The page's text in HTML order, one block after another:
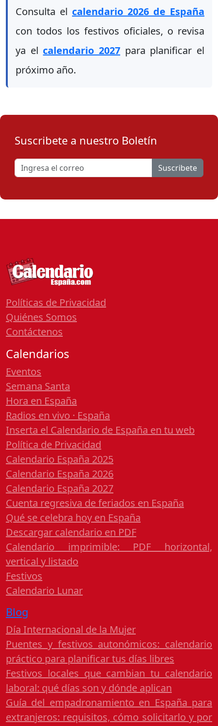
Consulta el calendario 2026 de España
con todos los festivos oficiales, o revisa
ya el calendario 2027 para planificar el
próximo año.
Suscribete a nuestro Boletín
Suscribete
Políticas de Privacidad
Quiénes Somos
Contáctenos
Calendarios
Eventos
Semana Santa
Hora en España
Radios en vivo · España
Inserta el Calendario de España en tu web
Política de Privacidad
Calendario España 2025
Calendario España 2026
Calendario España 2027
Cuenta regresiva de feriados en España
Qué se celebra hoy en España
Descargar calendario en PDF
Calendario imprimible: PDF horizontal,
vertical y listado
Festivos
Calendario Lunar
Blog
Día Internacional de la Mujer
Puentes y festivos autonómicos: calendario
práctico para planificar tus días libres
Festivos locales que cambian tu calendario
laboral: qué días son y dónde aplican
Guía del empadronamiento en España para
extranjeros: requisitos, cómo solicitarlo y por